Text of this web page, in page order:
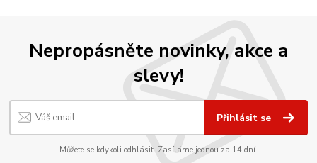
Nepropásněte novinky, akce a
slevy!
Přihlásit se
Můžete se kdykoli odhlásit. Zasíláme jednou za 14 dní.